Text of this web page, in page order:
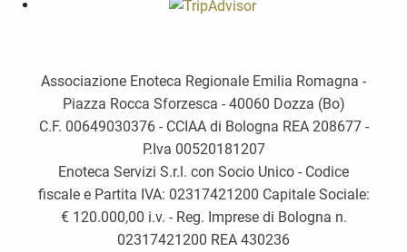
Associazione Enoteca Regionale Emilia Romagna -
Piazza Rocca Sforzesca - 40060 Dozza (Bo)
C.F. 00649030376 - CCIAA di Bologna REA 208677 -
P.Iva 00520181207
Enoteca Servizi S.r.l. con Socio Unico - Codice
fiscale e Partita IVA: 02317421200 Capitale Sociale:
€ 120.000,00 i.v. - Reg. Imprese di Bologna n.
02317421200 REA 430236